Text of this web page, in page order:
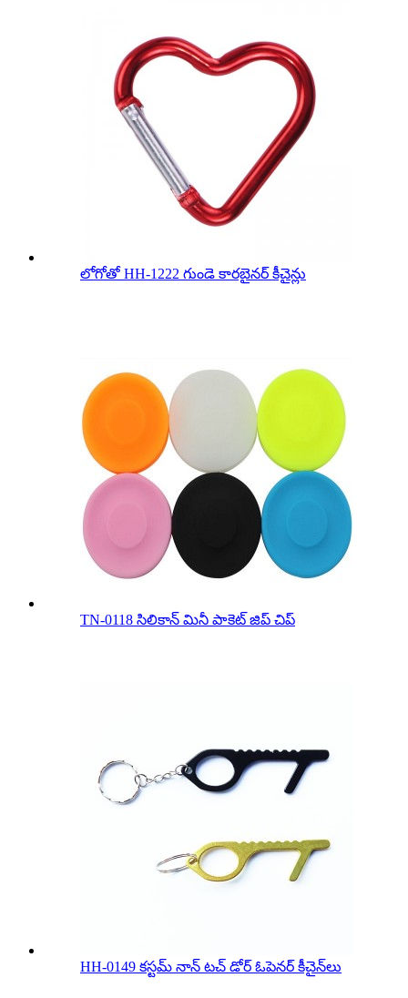
లోగోతో HH-1222 గుండె కారబైనర్ కీచైన్లు
TN-0118 సిలికాన్ మినీ పాకెట్ జిప్ చిప్
HH-0149 కస్టమ్ నాన్ టచ్ డోర్ ఓపెనర్ కీచైన్‌లు